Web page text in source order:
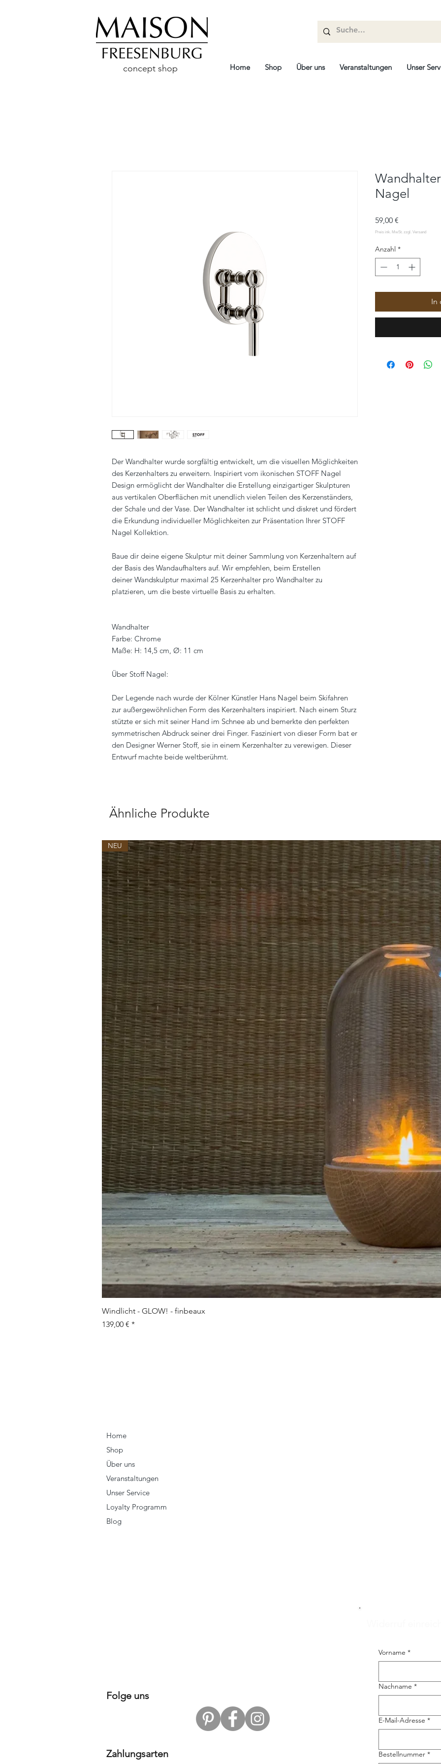
concept shop Home Shop Über uns Veranstaltungen Unser
Der Wandhalter wurde sorgfältig entwickelt, um die visuellen Möglichkeiten
des Kerzenhalters zu erweitern. Inspiriert vom ikonischen STOFF Nagel
Design ermöglicht der Wandhalter die Erstellung einzigartiger Skulpturen
aus vertikalen Oberflächen mit unendlich vielen Teilen des Kerzenständers,
der Schale und der Vase. Der Wandhalter ist schlicht und diskret und fördert
die Erkundung individueller Möglichkeiten zur Präsentation Ihrer STOFF
Nagel Kollektion.
Baue dir deine eigene Skulptur mit deiner Sammlung von Kerzenhaltern auf
der Basis des Wandaufhalters auf. Wir empfehlen, beim Erstellen
deiner Wandskulptur maximal 25 Kerzenhalter pro Wandhalter zu
platzieren, um die beste virtuelle Basis zu erhalten.
Wandhalter
Farbe: Chrome
Maße: H: 14,5 cm, Ø: 11 cm
Über Stoff Nagel:
Der Legende nach wurde der Kölner Künstler Hans Nagel beim Skifahren
zur außergewöhnlichen Form des Kerzenhalters inspiriert. Nach einem Sturz
stützte er sich mit seiner Hand im Schnee ab und bemerkte den perfekten
symmetrischen Abdruck seiner drei Finger. Fasziniert von dieser Form bat er
den Designer Werner Stoff, sie in einem Kerzenhalter zu verewigen. Dieser
Entwurf machte beide weltberühmt.
Nagel
59,00 €
Anzahl *
In
Ähnliche Produkte
NEU
Windlicht - GLOW! - finbeaux
Preis
139,00 €
Home
Shop
Über uns
Veranstaltungen
Unser Service
Loyalty Programm
Blog
Folge uns
Zahlungsarten
Vorname *
Nachname *
E-Mail-Adresse *
Bestellnummer *